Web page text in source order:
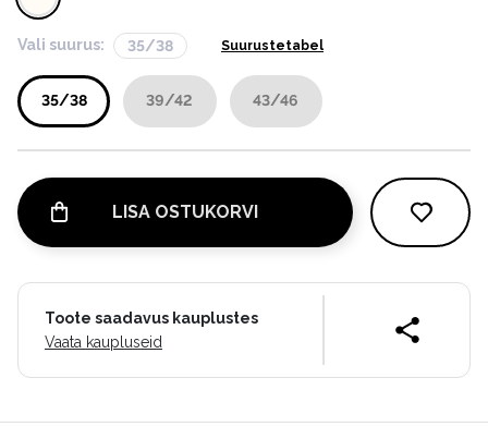
Vali suurus: 35/38 Suurustetabel
35/38 39/42 43/46
LISA OSTUKORVI
Toote saadavus kauplustes
Vaata kaupluseid